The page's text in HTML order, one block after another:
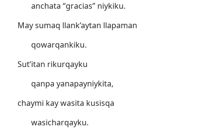
anchata “gracias” niykiku.
May sumaq llank’aytan llapaman
qowarqankiku.
Sut’itan rikurqayku
qanpa yanapayniykita,
chaymi kay wasita kusisqa
wasicharqayku.